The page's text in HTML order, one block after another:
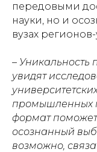
передовыми
науки, но и
вузах
– Уникальность
увидят
промышленных
формат
осознанный
возможно,